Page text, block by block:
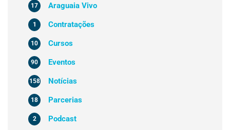
Araguaia Vivo
17
Contratações
1
Cursos
10
Eventos
90
Notícias
158
Parcerias
18
Podcast
2